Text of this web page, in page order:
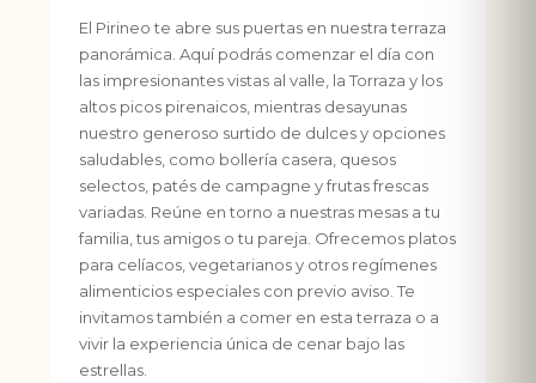
El Pirineo te abre sus puertas en nuestra terraza
panorámica. Aquí podrás comenzar el día con
las impresionantes vistas al valle, la Torraza y los
altos picos pirenaicos, mientras desayunas
nuestro generoso surtido de dulces y opciones
saludables, como bollería casera, quesos
selectos, patés de campagne y frutas frescas
variadas. Reúne en torno a nuestras mesas a tu
familia, tus amigos o tu pareja. Ofrecemos platos
para celíacos, vegetarianos y otros regímenes
alimenticios especiales con previo aviso. Te
invitamos también a comer en esta terraza o a
vivir la experiencia única de cenar bajo las
estrellas.